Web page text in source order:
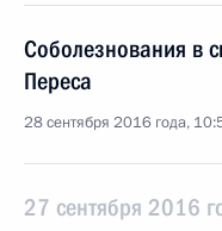
Соболезнования в
Переса
28 сентября 2016 года,
27 сентября 2016